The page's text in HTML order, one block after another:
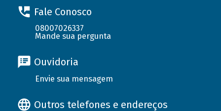
Fale Conosco
08007026337
Mande sua pergunta
Ouvidoria
Envie sua mensagem
Outros telefones e endereços